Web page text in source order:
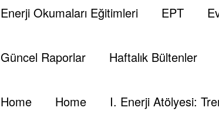
Enerji Okumaları Eğitimleri EPT
Güncel Raporlar Haftalık Bültenler
Home Home I. Enerji Atölyesi: